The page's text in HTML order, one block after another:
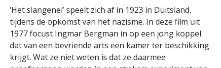
‘Het slangenei’ speelt zich af in 1923 in Duitsland,
tijdens de opkomst van het nazisme. In deze film uit
1977 focust Ingmar Bergman in op een jong koppel
dat van een bevriende arts een kamer ter beschikking
krijgt. Wat ze niet weten is dat ze daarmee